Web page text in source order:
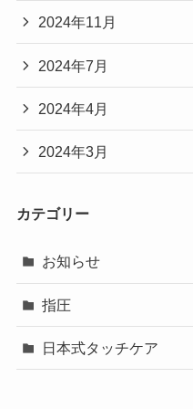
2024年11月
2024年7月
2024年4月
2024年3月
カテゴリー
お知らせ
指圧
日本式タッチケア